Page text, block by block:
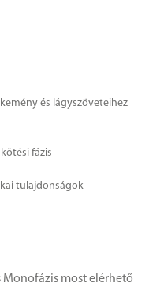
és lágyszöveteihez
fázis
tulajdonságok
Monofázis most elérhető